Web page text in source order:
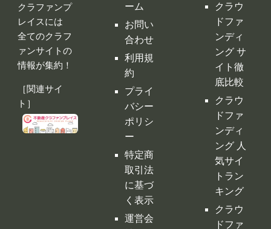
クラファンプ
レイスには
全てのクラフ
ァンサイトの
情報が集約！
［関連サイ
ト］
ーム
お問い
合わせ
利用規
約
プライ
バシー
ポリシ
ー
特定商
取引法
に基づ
く表示
運営会
クラウ
ドファ
ンディ
ング サ
イト徹
底比較
クラウ
ドファ
ンディ
ング 人
気サイ
トラン
キング
クラウ
ドファ